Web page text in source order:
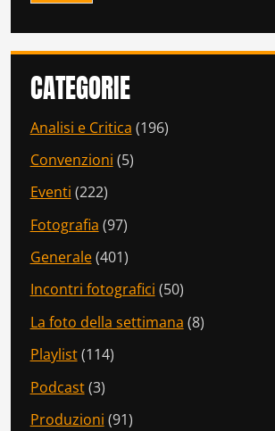
CATEGORIE
Analisi e Critica (196)
Convenzioni (5)
Eventi (222)
Fotografia (97)
Generale(401)
Incontri fotografici (50)
La foto della settimana (8)
Playlist(114)
Podcast(3)
Produzioni (91)